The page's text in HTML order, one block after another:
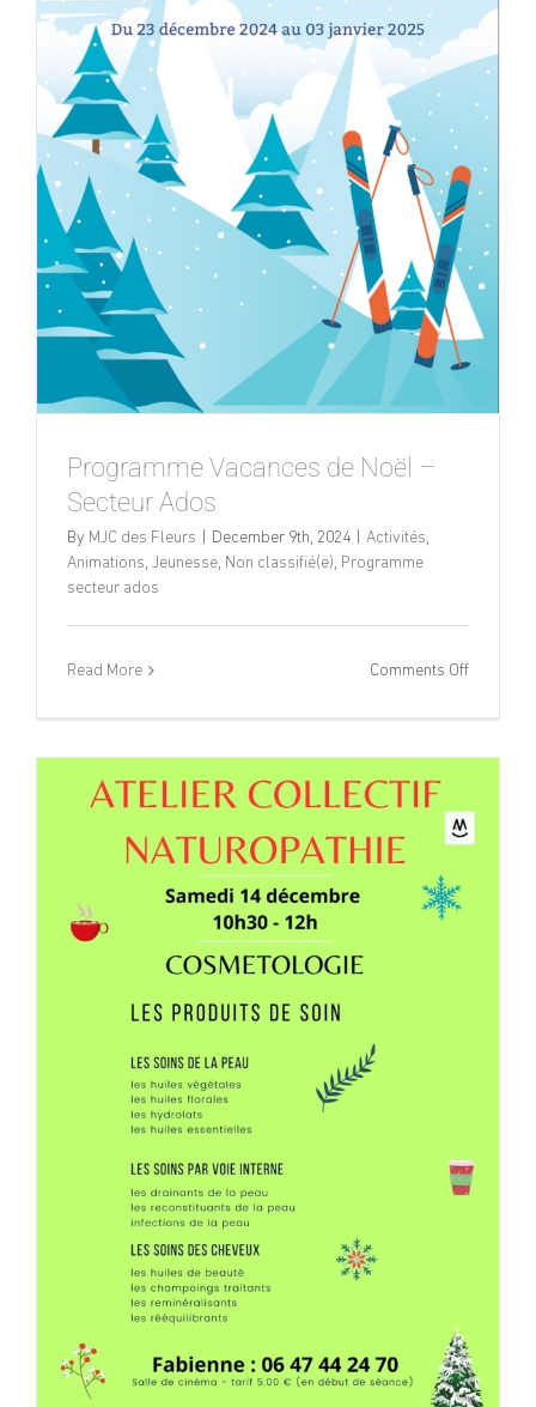
Programme Vacances de Noël –
Secteur Ados
By MJC des Fleurs December 9th, 2024 Activités,
Animations, Jeunesse, Non classifié(e), Programme
secteur ados
Read More Comments Offon
de